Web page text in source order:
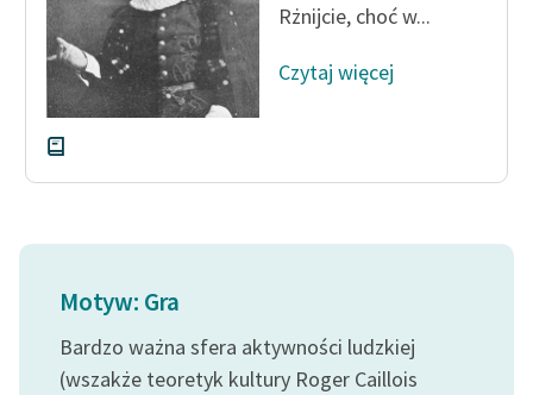
Regulamin darowizn
Informacja o treściach
wrażliwych
Deklaracja dostępności
Rżnijcie, choć w...
Czytaj więcej
Motyw: Gra
Bardzo ważna sfera aktywności ludzkiej
(wszakże teoretyk kultury Roger Caillois